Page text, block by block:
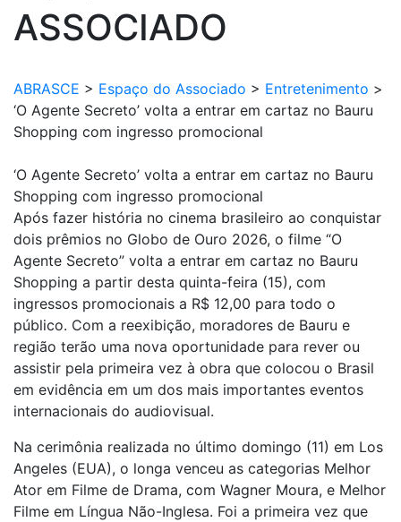
ASSOCIADO
ABRASCE > Espaço do Associado > Entretenimento >
‘O Agente Secreto’ volta a entrar em cartaz no Bauru
Shopping com ingresso promocional
‘O Agente Secreto’ volta a entrar em cartaz no Bauru
Shopping com ingresso promocional
Após fazer história no cinema brasileiro ao conquistar
dois prêmios no Globo de Ouro 2026, o filme “O
Agente Secreto” volta a entrar em cartaz no Bauru
Shopping a partir desta quinta-feira (15), com
ingressos promocionais a R$ 12,00 para todo o
público. Com a reexibição, moradores de Bauru e
região terão uma nova oportunidade para rever ou
assistir pela primeira vez à obra que colocou o Brasil
em evidência em um dos mais importantes eventos
internacionais do audiovisual.
Na cerimônia realizada no último domingo (11) em Los
Angeles (EUA), o longa venceu as categorias Melhor
Ator em Filme de Drama, com Wagner Moura, e Melhor
Filme em Língua Não-Inglesa. Foi a primeira vez que